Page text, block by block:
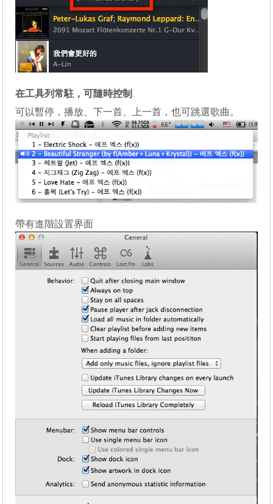
在工具列常駐，可隨時控制
可以暫停，播放、下一首、上一首，也可跳選歌曲。
帶有進階設置界面